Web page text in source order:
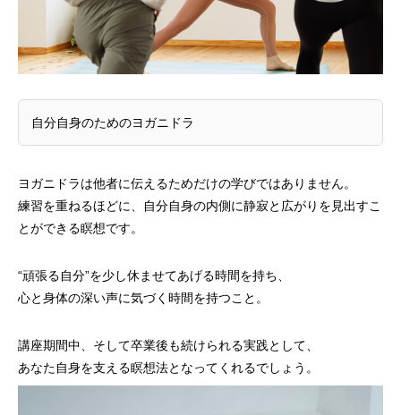
自分自身のためのヨガニドラ
ヨガニドラは他者に伝えるためだけの学びではありません。
練習を重ねるほどに、自分自身の内側に静寂と広がりを見出すこ
とができる瞑想です。
“頑張る自分”を少し休ませてあげる時間を持ち、
心と身体の深い声に気づく時間を持つこと。
講座期間中、そして卒業後も続けられる実践として、
あなた自身を支える瞑想法となってくれるでしょう。